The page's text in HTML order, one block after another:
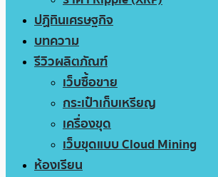
ปฏิทินเศรษฐกิจ
บทความ
รีวิวผลิตภัณฑ์
เว็บซื้อขาย
กระเป๋าเก็บเหรียญ
เครื่องขุด
เว็บขุดแบบ Cloud Mining
ห้องเรียน